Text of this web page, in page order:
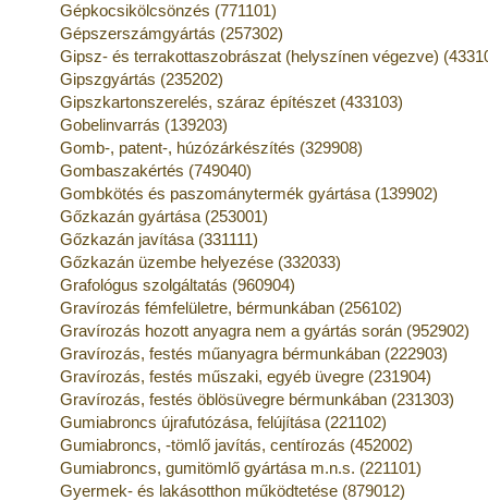
Gépkocsikölcsönzés (771101)
Gépszerszámgyártás (257302)
Gipsz- és terrakottaszobrászat (helyszínen végezve)
Gipszgyártás (235202)
Gipszkartonszerelés, száraz építészet (433103)
Gobelinvarrás (139203)
Gomb-, patent-, húzózárkészítés (329908)
Gombaszakértés (749040)
Gombkötés és paszománytermék gyártása (139902)
Gőzkazán gyártása (253001)
Gőzkazán javítása (331111)
Gőzkazán üzembe helyezése (332033)
Grafológus szolgáltatás (960904)
Gravírozás fémfelületre, bérmunkában (256102)
Gravírozás hozott anyagra nem a gyártás során (952902)
Gravírozás, festés műanyagra bérmunkában (222903)
Gravírozás, festés műszaki, egyéb üvegre (231904)
Gravírozás, festés öblösüvegre bérmunkában (231303)
Gumiabroncs újrafutózása, felújítása (221102)
Gumiabroncs, -tömlő javítás, centírozás (452002)
Gumiabroncs, gumitömlő gyártása m.n.s. (221101)
Gyermek- és lakásotthon működtetése (879012)